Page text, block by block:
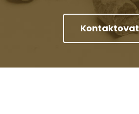
Kontaktovat